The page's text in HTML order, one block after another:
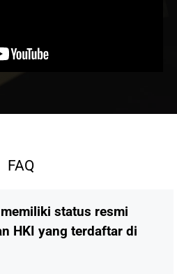
FAQ
status resmi
HKI yang terdaftar di